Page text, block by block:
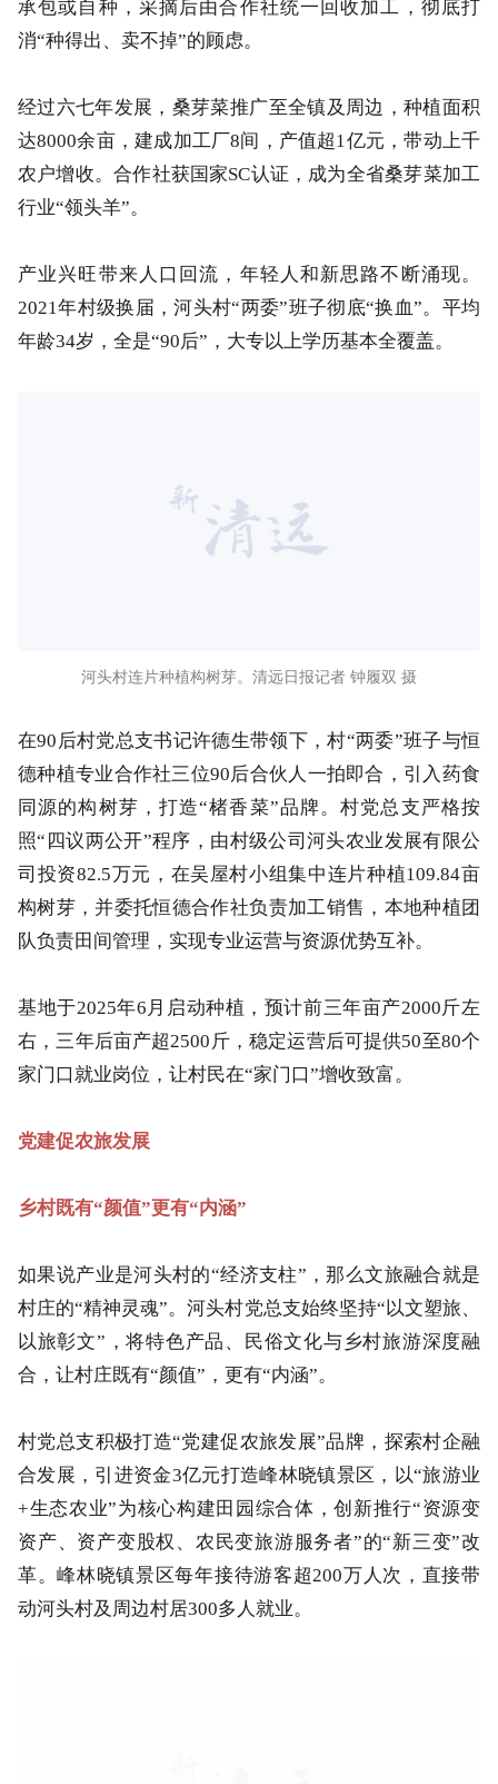
承包或自种，采摘后由合作社统一回收加工，彻底打
消“种得出、卖不掉”的顾虑。
经过六七年发展，桑芽菜推广至全镇及周边，种植面积
达8000余亩，建成加工厂8间，产值超1亿元，带动上千
农户增收。合作社获国家SC认证，成为全省桑芽菜加工
行业“领头羊”。
产业兴旺带来人口回流，年轻人和新思路不断涌现。
2021年村级换届，河头村“两委”班子彻底“换血”。平均
年龄34岁，全是“90后”，大专以上学历基本全覆盖。
河头村连片种植构树芽。清远日报记者 钟履双 摄
在90后村党总支书记许德生带领下，村“两委”班子与恒
德种植专业合作社三位90后合伙人一拍即合，引入药食
同源的构树芽，打造“楮香菜”品牌。村党总支严格按
照“四议两公开”程序，由村级公司河头农业发展有限公
司投资82.5万元，在吴屋村小组集中连片种植109.84亩
构树芽，并委托恒德合作社负责加工销售，本地种植团
队负责田间管理，实现专业运营与资源优势互补。
基地于2025年6月启动种植，预计前三年亩产2000斤左
右，三年后亩产超2500斤，稳定运营后可提供50至80个
家门口就业岗位，让村民在“家门口”增收致富。
党建促农旅发展
乡村既有“颜值”更有“内涵”
如果说产业是河头村的“经济支柱”，那么文旅融合就是
村庄的“精神灵魂”。河头村党总支始终坚持“以文塑旅、
以旅彰文”，将特色产品、民俗文化与乡村旅游深度融
合，让村庄既有“颜值”，更有“内涵”。
村党总支积极打造“党建促农旅发展”品牌，探索村企融
合发展，引进资金3亿元打造峰林晓镇景区，以“旅游业
+生态农业”为核心构建田园综合体，创新推行“资源变
资产、资产变股权、农民变旅游服务者”的“新三变”改
革。峰林晓镇景区每年接待游客超200万人次，直接带
动河头村及周边村居300多人就业。